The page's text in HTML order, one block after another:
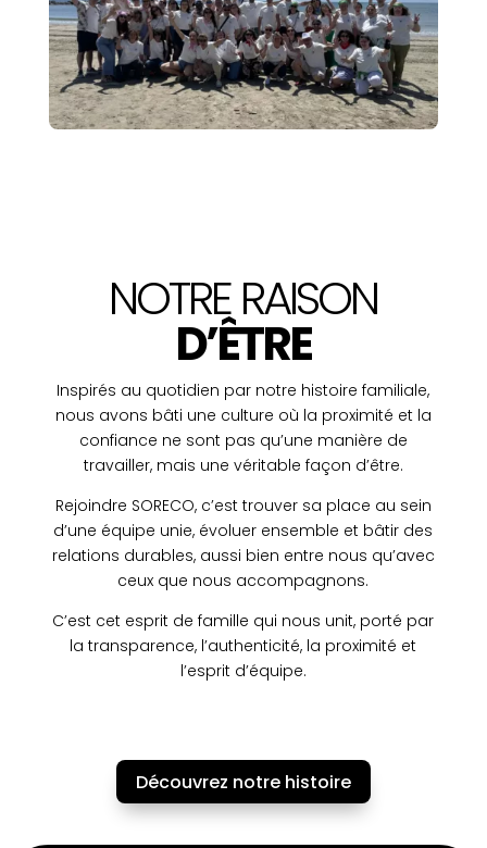
NOTRE RAISON
D’ÊTRE
Inspirés au quotidien par notre histoire familiale,
nous avons bâti une culture où la proximité et la
confiance ne sont pas qu’une manière de
travailler, mais une véritable façon d’être.
Rejoindre SORECO, c’est trouver sa place au sein
d’une équipe unie, évoluer ensemble et bâtir des
relations durables, aussi bien entre nous qu’avec
ceux que nous accompagnons.
C’est cet esprit de famille qui nous unit, porté par
la transparence, l’authenticité, la proximité et
l’esprit d’équipe.
Découvrez notre histoire